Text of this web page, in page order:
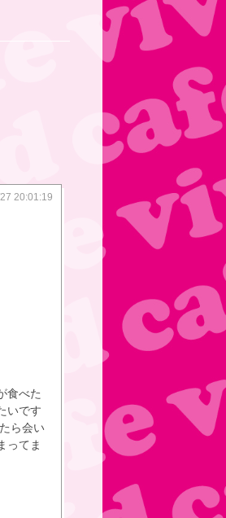
20:01:19
食べた
いです
ら会い
ってま